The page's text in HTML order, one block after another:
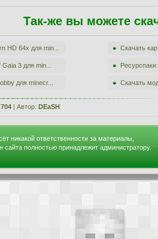
Так-же вы можете
HD 64x для min... Скачать
3 для min...
для minecr... Скачать
704 | Автор: DEaSH
никакой ответственности за материалы,
полностью принадлежит администратору.